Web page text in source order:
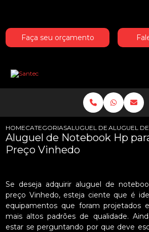
Faça seu orçamento
HOMECATEGORIASALUGUEL DEALUGUEL
Aluguel de Notebook Hp
Preço Vinhedo
Se deseja adquirir aluguel de
preço Vinhedo, esteja ciente que é
equipamentos que foram projetados
mais altos padrões de qualidade.
estar se perguntando por que deve